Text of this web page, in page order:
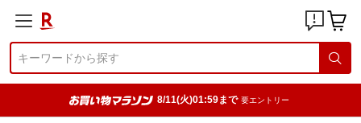
8/11(火)01:59まで 要エントリー